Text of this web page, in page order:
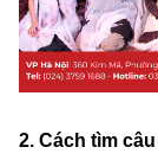
2. Cách tìm